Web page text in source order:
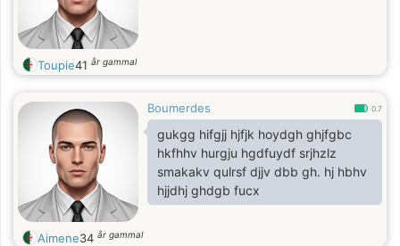
Toupie41 år gammal
Boumerdes 0.7
gukgg hifgjj hjfjk hoydgh ghjfgbc
hkfhhv hurgju hgdfuydf srjhzlz
smakakv qulrsf djjv dbb gh. hj hbhv
hjjdhj ghdgb fucx
Aimene34 år gammal